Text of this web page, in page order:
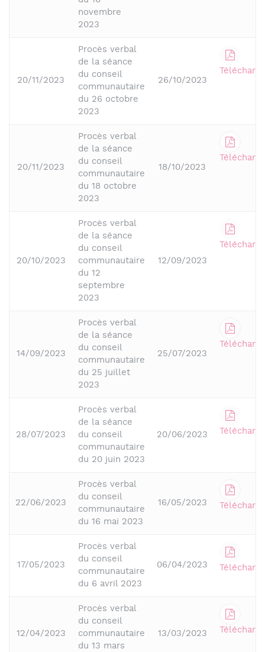
novembre
2023
20/11/2023
Procès verbal
de la séance
du conseil
communautaire
du 26 octobre
2023
26/10/2023
20/11/2023
Procès verbal
de la séance
du conseil
communautaire
du 18 octobre
2023
18/10/2023
20/10/2023
Procès verbal
de la séance
du conseil
communautaire
du 12
septembre
2023
12/09/2023
14/09/2023
Procès verbal
de la séance
du conseil
communautaire
du 25 juillet
2023
25/07/2023
28/07/2023
Procès verbal
de la séance
du conseil
communautaire
du 20 juin 2023
20/06/2023
22/06/2023
Procès verbal
du conseil
communautaire
du 16 mai 2023
16/05/2023
17/05/2023
Procès verbal
du conseil
communautaire
du 6 avril 2023
06/04/2023
12/04/2023
Procès verbal
du conseil
communautaire
du 13 mars
13/03/2023